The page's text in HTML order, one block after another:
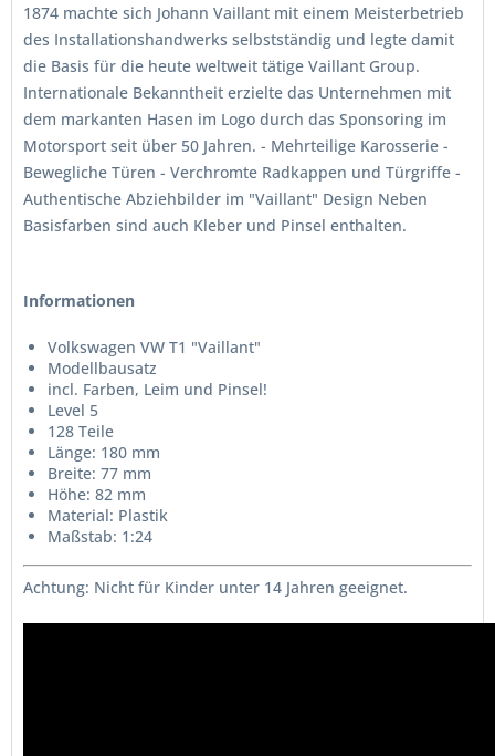
1874 machte sich Johann Vaillant mit einem Meisterbetrieb
des Installationshandwerks selbstständig und legte damit
die Basis für die heute weltweit tätige Vaillant Group.
Internationale Bekanntheit erzielte das Unternehmen mit
dem markanten Hasen im Logo durch das Sponsoring im
Motorsport seit über 50 Jahren. - Mehrteilige Karosserie -
Bewegliche Türen - Verchromte Radkappen und Türgriffe -
Authentische Abziehbilder im "Vaillant" Design Neben
Basisfarben sind auch Kleber und Pinsel enthalten.
Informationen
Volkswagen VW T1 "Vaillant"
Modellbausatz
incl. Farben, Leim und Pinsel!
Level 5
128 Teile
Länge: 180 mm
Breite: 77 mm
Höhe: 82 mm
Material: Plastik
Maßstab: 1:24
Achtung: Nicht für Kinder unter 14 Jahren geeignet.